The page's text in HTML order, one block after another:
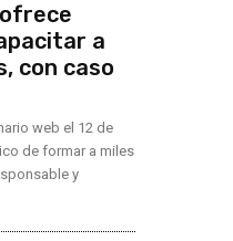
ofrece
a
con caso
web el 12 de
de formar a miles
y